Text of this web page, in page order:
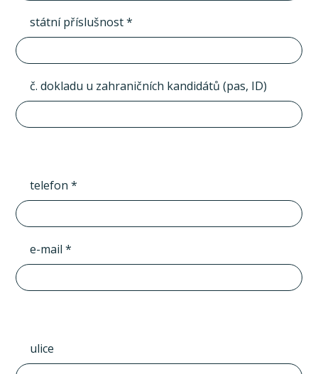
státní příslušnost *
č. dokladu u zahraničních kandidátů (pas, ID)
telefon *
e-mail *
ulice